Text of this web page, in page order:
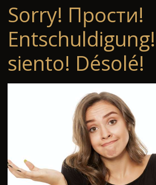
Sorry! Прости!
siento! Désolé!